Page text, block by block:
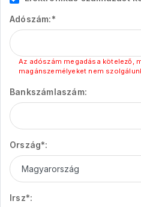
Adószám:*
Az adószám megadása kötelező,
magánszemélyeket nem
Bankszámlaszám:
Ország*:
Irsz*: